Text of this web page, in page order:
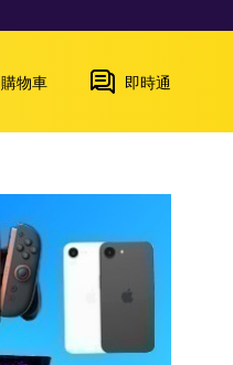
購物車 即時通